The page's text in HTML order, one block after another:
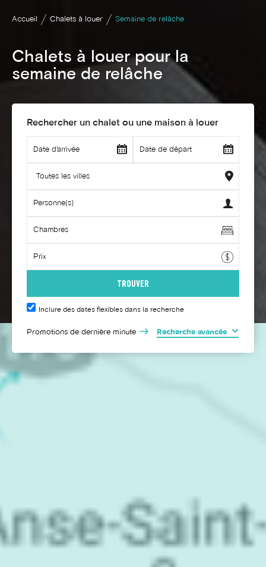
Accueil Chalets à louer Semaine de relâche
Chalets à louer pour la
semaine de relâche
Rechercher un chalet ou une maison à louer
Inclure des dates flexibles dans la recherche
Promotions de dernière minute Recherche avancée